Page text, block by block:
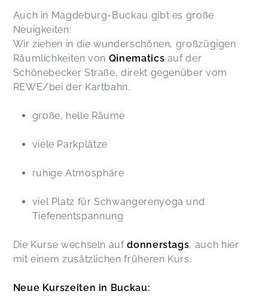
Auch in Magdeburg-Buckau gibt es große
Neuigkeiten:
Wir ziehen in die wunderschönen, großzügigen
Räumlichkeiten von Qinematics auf der
Schönebecker Straße, direkt gegenüber vom
REWE/bei der Kartbahn.
große, helle Räume
viele Parkplätze
ruhige Atmosphäre
viel Platz für Schwangerenyoga und
Tiefenentspannung
Die Kurse wechseln aufdonnerstags, auch hier
mit einem zusätzlichen früheren Kurs.
Neue Kurszeiten in Buckau: